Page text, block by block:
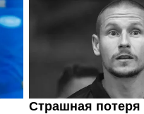
25.05.26 21:08
Жесткое
объявил
Женезио
23.05.26 00:27
Эхо
открыл
для Ренна